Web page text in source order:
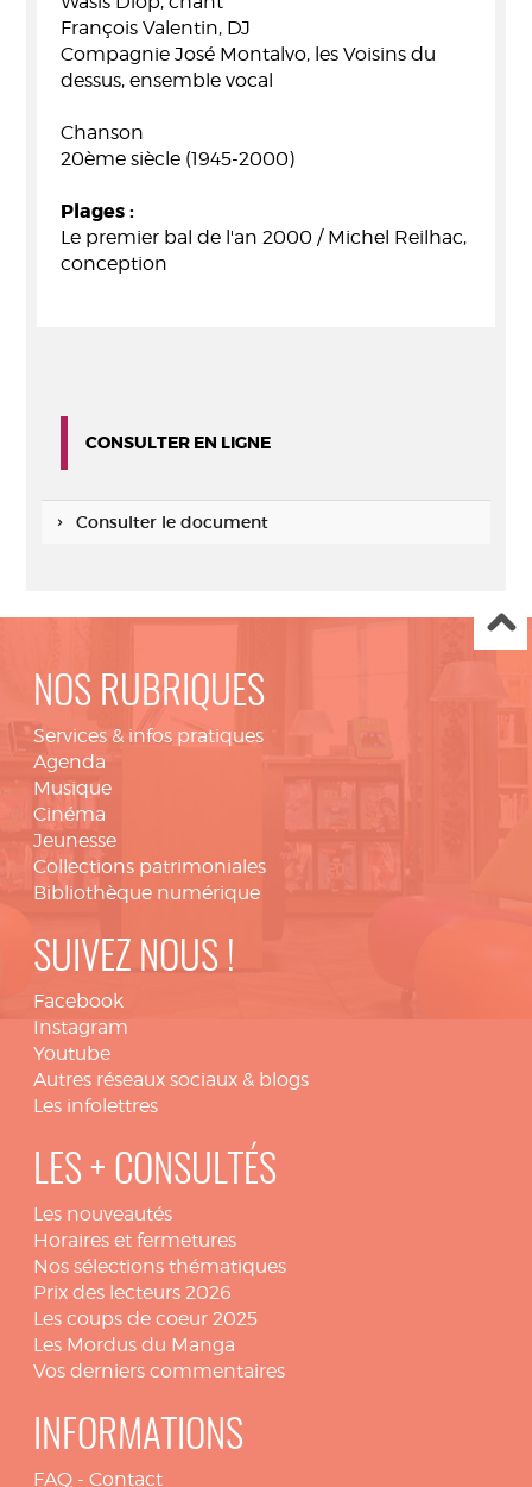
François Valentin, DJ
Compagnie José Montalvo, les Voisins du
dessus, ensemble vocal
Chanson
20ème siècle (1945-2000)
Plages :
Le premier bal de l'an 2000 / Michel Reilhac,
conception
CONSULTER EN LIGNE
Consulter le document
NOS RUBRIQUES
Services & infos pratiques
Agenda
Musique
Cinéma
Jeunesse
Collections patrimoniales
Bibliothèque numérique
SUIVEZ NOUS !
Facebook
Instagram
Youtube
Autres réseaux sociaux & blogs
Les infolettres
LES + CONSULTÉS
Les nouveautés
Horaires et fermetures
Nos sélections thématiques
Prix des lecteurs 2026
Les coups de coeur 2025
Les Mordus du Manga
Vos derniers commentaires
INFORMATIONS
FAQ - Contact